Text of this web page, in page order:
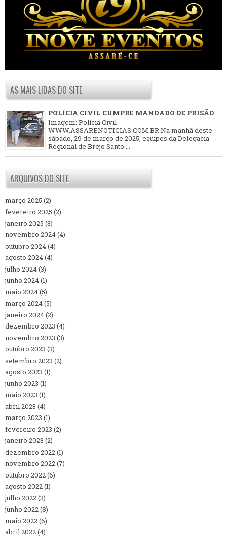
AS MAIS LIDAS DO SITE
POLÍCIA CIVIL CUMPRE MANDADO DE PRISÃO
Imagem: Polícia Civil
WWW.ASSARENOTICIAS.COM.BR Na manhã deste
sábado, 29 de março de 2025, equipes da Delegacia
Regional de Brejo Santo ...
ARQUIVOS DO SITE
março 2025 (2)
fevereiro 2025 (2)
janeiro 2025 (3)
novembro 2024(4)
outubro 2024(4)
agosto 2024(4)
julho 2024(3)
junho 2024(1)
maio 2024(5)
março 2024(5)
janeiro 2024(2)
dezembro 2023 (4)
novembro 2023 (3)
outubro 2023 (3)
setembro 2023 (2)
agosto 2023 (1)
junho 2023 (1)
maio 2023 (1)
abril 2023 (4)
março 2023 (1)
fevereiro 2023 (2)
janeiro 2023 (2)
dezembro 2022(1)
novembro 2022(7)
outubro 2022(6)
agosto 2022(1)
julho 2022(3)
junho 2022(8)
maio 2022(6)
abril 2022(4)